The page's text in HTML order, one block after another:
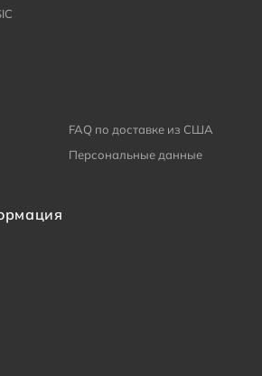
FAQ по доставке из США
Персональные данные